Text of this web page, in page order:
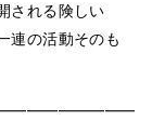
される険しい
連の活動そのも